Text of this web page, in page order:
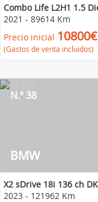
Combo Life L2H1 1.5
2021 - 89614 Km
Precio inicial 10800€
(Gastos de venta incluidos)
BMW
N.º 38
X2 sDrive 18i 136 ch
2023 - 121962 Km